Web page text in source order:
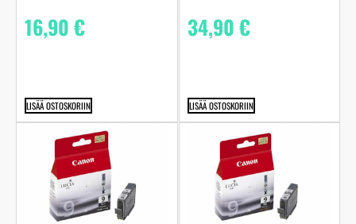
16,90€
LISÄÄ OSTOSKORIIN
34,90€
LISÄÄ OSTOSKORIIN